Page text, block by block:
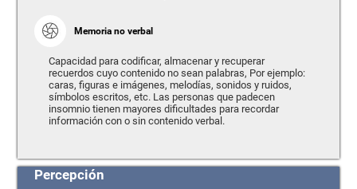
Memoria no verbal
Capacidad para codificar, almacenar y recuperar
recuerdos cuyo contenido no sean palabras, Por ejemplo:
caras, figuras e imágenes, melodías, sonidos y ruidos,
símbolos escritos, etc. Las personas que padecen
insomnio tienen mayores dificultades para recordar
información con o sin contenido verbal.
Percepción